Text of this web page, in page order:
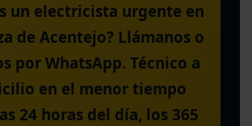
un electricista urgente en
de Acentejo? Llámanos o
por WhatsApp. Técnico a
en el menor tiempo
24 horas del día, los 365